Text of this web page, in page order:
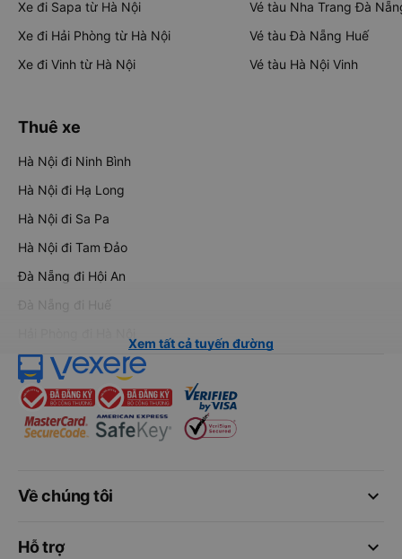
Xe đi Sapa từ Hà Nội
Xe đi Hải Phòng từ Hà Nội
Xe đi Vinh từ Hà Nội
Vé tàu Nha Trang Đà
Vé tàu Đà Nẵng Huế
Vé tàu Hà Nội Vinh
Thuê xe
Hà Nội đi Ninh Bình
Hà Nội đi Hạ Long
Hà Nội đi Sa Pa
Hà Nội đi Tam Đảo
Đà Nẵng đi Hội An
Đà Nẵng đi Huế
Xem tất cả tuyến đường
keyboard_arrow_down
Về chúng tôi
keyboard_arrow_down
Hỗ trợ